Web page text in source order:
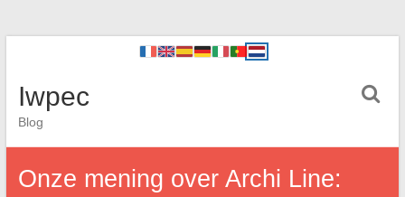
Iwpec
Blog
Onze mening over Archi Line: